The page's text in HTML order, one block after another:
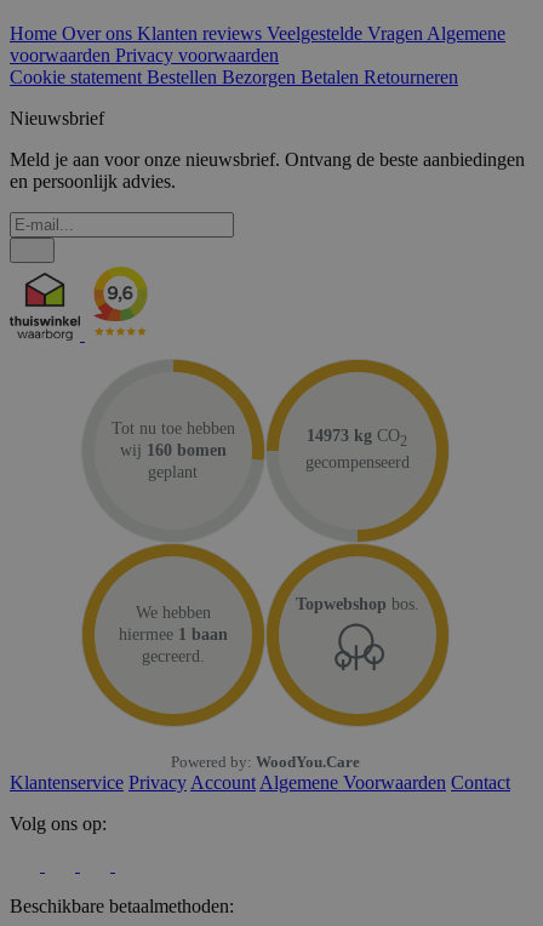
Home Over ons Klanten reviews Veelgestelde Vragen Algemene
voorwaarden Privacy voorwaarden
Cookie statement Bestellen Bezorgen Betalen Retourneren
Nieuwsbrief
Meld je aan voor onze nieuwsbrief. Ontvang de beste aanbiedingen
en persoonlijk advies.
Tot nu toe hebben
wij 160 bomen
geplant
14973 kg CO2
gecompenseerd
We hebben
hiermee 1 baan
gecreerd.
Topwebshop bos.
Powered by: WoodYou.Care
Klantenservice Privacy Account Algemene Voorwaarden Contact
Volg ons op:
Beschikbare betaalmethoden: